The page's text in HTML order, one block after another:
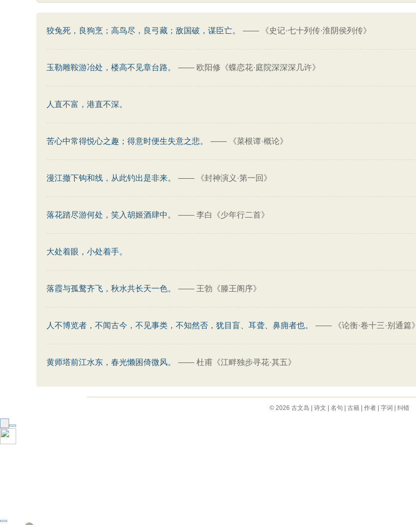
狡兔死，良狗烹；高鸟尽，良弓藏；敌国破，谋臣亡。 —— 《史记·七十列传·淮阴侯列传》
玉勒雕鞍游冶处，楼高不见章台路。 —— 欧阳修《蝶恋花·庭院深深深几许》
人直不富，港直不深。
苦心中常得悦心之趣；得意时便生失意之悲。 —— 《菜根谭·概论》
漫江撤下钩和线，从此钓出是非来。 —— 《封神演义·第一回》
落花踏尽游何处，笑入胡姬酒肆中。 —— 李白《少年行二首》
大处着眼，小处着手。
落霞与孤鹜齐飞，秋水共长天一色。 —— 王勃《滕王阁序》
人不博览者，不闻古今，不见事类，不知然否，犹目盲、耳聋、鼻痈者也。 —— 《论衡·卷十三·别通篇》
黄师塔前江水东，春光懒困倚微风。 —— 杜甫《江畔独步寻花·其五》
© 2026 古文岛 诗文 名句 古籍| 作者| 字词 纠错